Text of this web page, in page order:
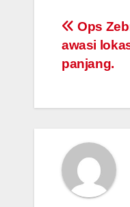
Post
Ops
awasi
panjang.